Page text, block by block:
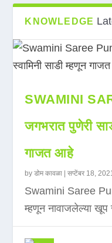
KNOWLEDGE
SWAMINI
जगभरात पुणेरी
गाजत आहे
byडोम कावळा |सप्टेंबर 18,
Swamini Saree
म्हणून नावाजलेल्या